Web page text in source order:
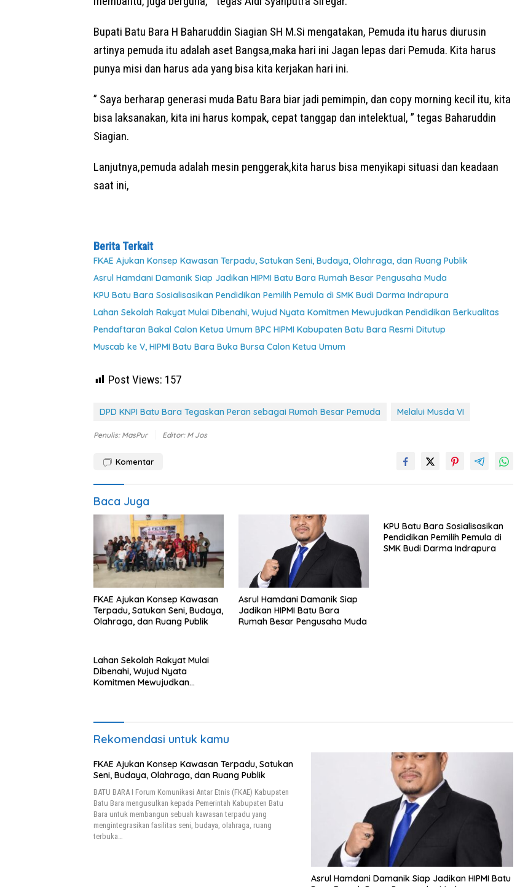
Bupati Batu Bara H Baharuddin Siagian SH M.Si mengatakan, Pemuda itu harus diurusin
artinya pemuda itu adalah aset Bangsa,maka hari ini Jagan lepas dari Pemuda. Kita harus
punya misi dan harus ada yang bisa kita kerjakan hari ini.
” Saya berharap generasi muda Batu Bara biar jadi pemimpin, dan copy morning kecil itu, kita
bisa laksanakan, kita ini harus kompak, cepat tanggap dan intelektual, ” tegas Baharuddin
Siagian.
Lanjutnya,pemuda adalah mesin penggerak,kita harus bisa menyikapi situasi dan keadaan
saat ini,
Berita Terkait
FKAE Ajukan Konsep Kawasan Terpadu, Satukan Seni, Budaya, Olahraga, dan Ruang Publik
Asrul Hamdani Damanik Siap Jadikan HIPMI Batu Bara Rumah Besar Pengusaha Muda
KPU Batu Bara Sosialisasikan Pendidikan Pemilih Pemula di SMK Budi Darma Indrapura
Lahan Sekolah Rakyat Mulai Dibenahi, Wujud Nyata Komitmen Mewujudkan Pendidikan Berkualitas
Pendaftaran Bakal Calon Ketua Umum BPC HIPMI Kabupaten Batu Bara Resmi Ditutup
Muscab ke V, HIPMI Batu Bara Buka Bursa Calon Ketua Umum
Post Views: 157
DPD KNPI Batu Bara Tegaskan Peran sebagai Rumah Besar Pemuda Melalui Musda VI
Penulis: MasPur Editor: M Jos
Komentar
Baca Juga
FKAE Ajukan Konsep Kawasan
Terpadu, Satukan Seni, Budaya,
Olahraga, dan Ruang Publik
Asrul Hamdani Damanik Siap
Jadikan HIPMI Batu Bara
Rumah Besar Pengusaha Muda
KPU Batu Bara Sosialisasikan
Pendidikan Pemilih Pemula di
SMK Budi Darma Indrapura
Lahan Sekolah Rakyat Mulai
Dibenahi, Wujud Nyata
Komitmen Mewujudkan
Rekomendasi untuk kamu
FKAE Ajukan Konsep Kawasan Terpadu, Satukan
Seni, Budaya, Olahraga, dan Ruang Publik
BATU BARA I Forum Komunikasi Antar Etnis (FKAE) Kabupaten
Batu Bara mengusulkan kepada Pemerintah Kabupaten Batu
Bara untuk membangun sebuah kawasan terpadu yang
mengintegrasikan fasilitas seni, budaya, olahraga, ruang
terbuka…
Asrul Hamdani Damanik Siap Jadikan HIPMI Batu